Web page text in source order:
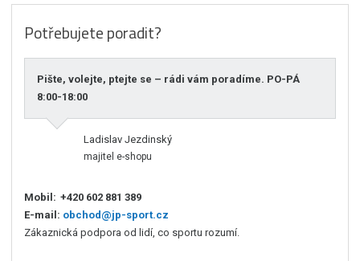
Potřebujete poradit?
Pište, volejte, ptejte se – rádi vám poradíme. PO-PÁ
8:00-18:00
Ladislav Jezdinský
majitel e-shopu
Mobil: +420 602 881 389
E-mail: obchod@jp-sport.cz
Zákaznická podpora od lidí, co sportu rozumí.